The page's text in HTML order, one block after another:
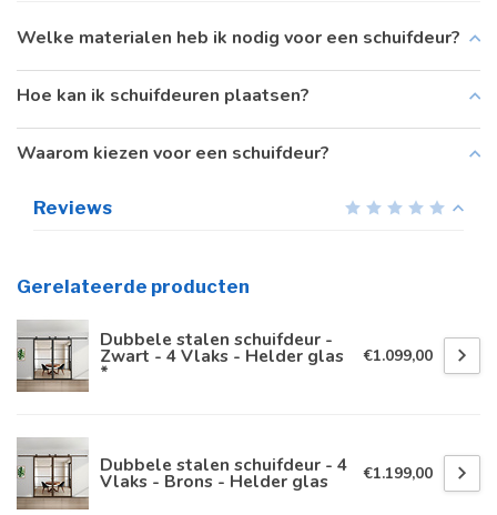
Welke materialen heb ik nodig voor een schuifdeur?
Hoe kan ik schuifdeuren plaatsen?
Waarom kiezen voor een schuifdeur?
Reviews
Gerelateerde producten
Dubbele stalen schuifdeur -
Zwart - 4 Vlaks - Helder glas
*
€1.099,00
Dubbele stalen schuifdeur - 4
Vlaks - Brons - Helder glas €1.199,00